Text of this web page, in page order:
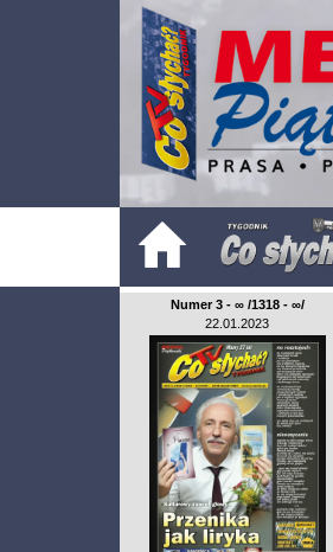
Numer 3 - ∞ /1318 - ∞/
22.01.2023